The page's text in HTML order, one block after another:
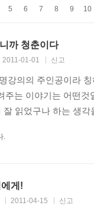
5 6 7 8 9 10
까 청춘이다
2011-01-01 신고
강의의 주인공이라
주는 이야기는 어떤
잘 읽었구나 하는 생
.
게!
2011-04-15 신고